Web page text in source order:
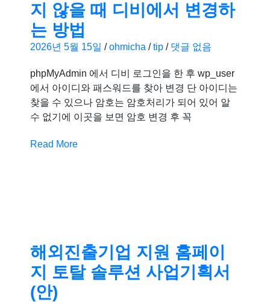
지 않을 때 디비에서 변경하
는 방법
2026년 5월 15일 / ohmicha / tip / 댓글 없음
phpMyAdmin 에서 디비 로그인을 한 후 wp_user
에서 아이디와 패스워드를 찾아 변경 단 아이디는
찾을 수 있으나 암호는 암호처리가 되어 있어 알
수 없기에 이곳을 보면 암호 변경 후 꼭
Read More
해외진출기업 지원 홈페이
지 토탈 솔루션 사업기획서
(안)